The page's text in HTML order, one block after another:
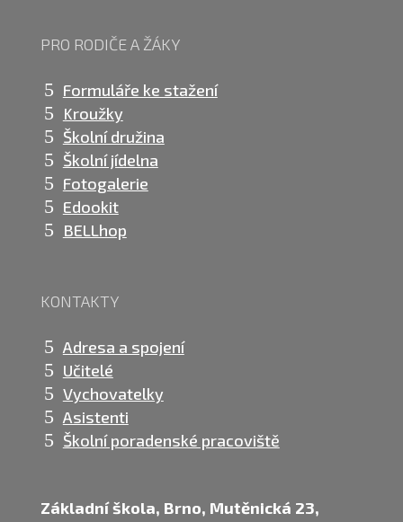
PRO RODIČE A ŽÁKY
Formuláře ke stažení
Kroužky
Školní družina
Školní jídelna
Fotogalerie
Edookit
BELLhop
KONTAKTY
Adresa a spojení
Učitelé
Vychovatelky
Asistenti
Školní poradenské pracoviště
Základní škola, Brno, Mutěnická 23,